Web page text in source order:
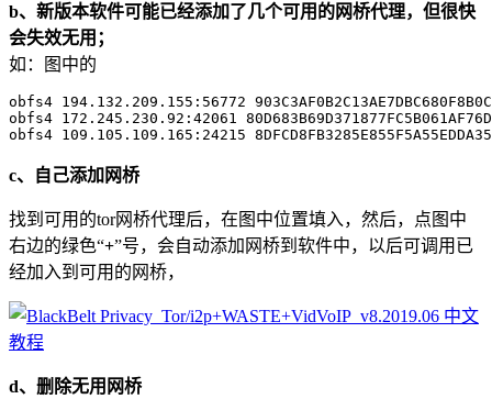
b、新版本软件可能已经添加了几个可用的网桥代理，但很快
会失效无用；
如：图中的
obfs4 194.132.209.155:56772
obfs4 172.245.230.92:42061
c、自己添加网桥
找到可用的tor网桥代理后，在图中位置填入，然后，点图中
右边的绿色“+”号，会自动添加网桥到软件中，以后可调用已
经加入到可用的网桥，
d、删除无用网桥